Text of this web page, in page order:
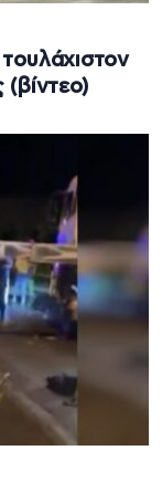
(βίντεο)